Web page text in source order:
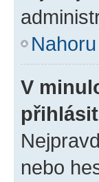
Nahoru
V
nebo